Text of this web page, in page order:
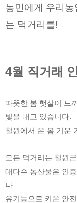
농민에게 우리
는 먹거리를!
4월 직거래
따뜻한 봄 햇살이 느
빛을 내고 있습니다.
철원에서 온 봄 기운
모든 먹거리는 철원
대다수 농산물은 인
나
유기농으로 키운 안